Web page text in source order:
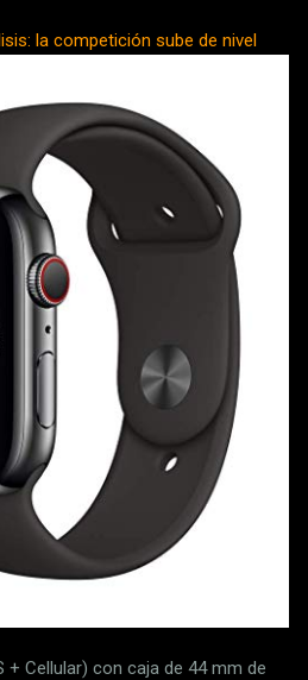
la competición sube de nivel
+ Cellular) con caja de 44 mm de